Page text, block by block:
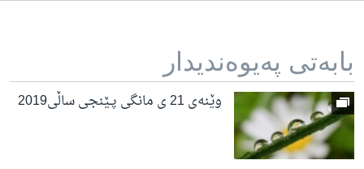
بابه‌تی په‌یوه‌ندیدار
وێنەی 21 ی مانگی پـێنجی ساڵی2019